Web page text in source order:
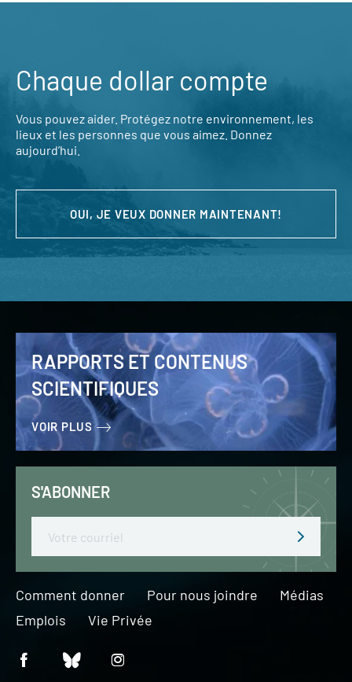
Chaque dollar compte
Vous pouvez aider. Protégez notre environnement, les
lieux et les personnes que vous aimez. Donnez
aujourd’hui.
OUI, JE VEUX DONNER MAINTENANT!
RAPPORTS ET CONTENUS
SCIENTIFIQUES
VOIR PLUS
S'ABONNER
Comment donner Pour nous joindre
Médias
Emplois
Vie Privée